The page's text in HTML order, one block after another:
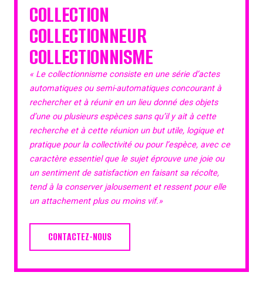
COLLECTION
COLLECTIONNEUR
COLLECTIONNISME
« Le collectionnisme consiste en une série d’actes
automatiques ou semi-automatiques concourant à
rechercher et à réunir en un lieu donné des objets
d’une ou plusieurs espèces sans qu’il y ait à cette
recherche et à cette réunion un but utile, logique et
pratique pour la collectivité ou pour l’espèce, avec ce
caractère essentiel que le sujet éprouve une joie ou
un sentiment de satisfaction en faisant sa récolte,
tend à la conserver jalousement et ressent pour elle
un attachement plus ou moins vif.»
CONTACTEZ-NOUS